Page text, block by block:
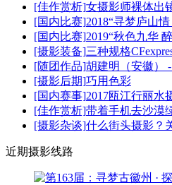
[佳作赏析]女摄影师裸体出
[国内比赛]2018“寻梦庐山
[国内比赛]2019“秋色九华
[摄影装备]三种规格
[随团作品]胡建明（安徽）
[摄影后期]巧用色彩
[国内赛事]2017瓯江行丽水
[佳作赏析]带着手机去沙漠
[摄影杂谈]什么街头摄影？
近期摄影线路